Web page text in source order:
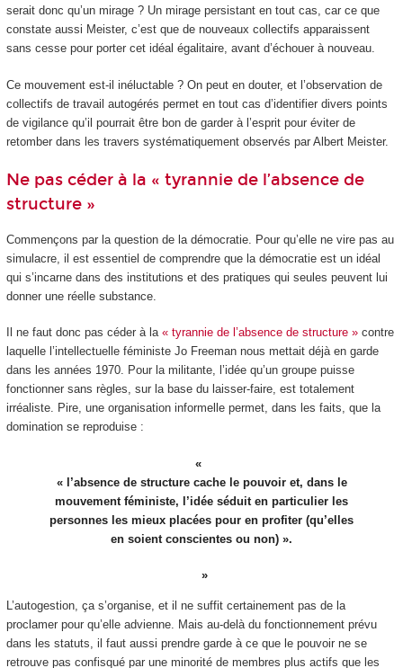
serait donc qu’un mirage ? Un mirage persistant en tout cas, car ce que
constate aussi Meister, c’est que de nouveaux collectifs apparaissent
sans cesse pour porter cet idéal égalitaire, avant d’échouer à nouveau.
Ce mouvement est-il inéluctable ? On peut en douter, et l’observation de
collectifs de travail autogérés permet en tout cas d’identifier divers points
de vigilance qu’il pourrait être bon de garder à l’esprit pour éviter de
retomber dans les travers systématiquement observés par Albert Meister.
Ne pas céder à la « tyrannie de l’absence de
structure »
Commençons par la question de la démocratie. Pour qu’elle ne vire pas au
simulacre, il est essentiel de comprendre que la démocratie est un idéal
qui s’incarne dans des institutions et des pratiques qui seules peuvent lui
donner une réelle substance.
Il ne faut donc pas céder à la « tyrannie de l’absence de structure »contre
laquelle l’intellectuelle féministe Jo Freeman nous mettait déjà en garde
dans les années 1970. Pour la militante, l’idée qu’un groupe puisse
fonctionner sans règles, sur la base du laisser-faire, est totalement
irréaliste. Pire, une organisation informelle permet, dans les faits, que la
domination se reproduise :
« l’absence de structure cache le pouvoir et, dans le
mouvement féministe, l’idée séduit en particulier les
personnes les mieux placées pour en profiter (qu’elles
en soient conscientes ou non) ».
L’autogestion, ça s’organise, et il ne suffit certainement pas de la
proclamer pour qu’elle advienne. Mais au-delà du fonctionnement prévu
dans les statuts, il faut aussi prendre garde à ce que le pouvoir ne se
retrouve pas confisqué par une minorité de membres plus actifs que les